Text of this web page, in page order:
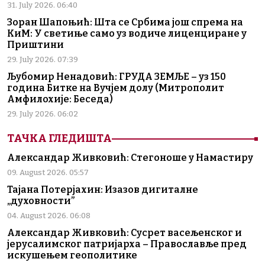
31. July 2026. 06:40
Зоран Шапоњић: Шта се Србима још спрема на
КиМ: У светиње само уз водиче лиценциране у
Приштини
29. July 2026. 07:39
Љубомир Ненадовић: ГРУДА ЗЕМЉЕ – уз 150
година Битке на Вучјем долу (Митрополит
Амфилохије: Беседа)
29. July 2026. 06:02
ТАЧКА ГЛЕДИШТА
Александар Живковић: Стегоноше у Намастиру
09. August 2026. 05:57
Тајана Потерјахин: Изазов дигиталне
„духовности”
04. August 2026. 06:08
Александар Живковић: Сусрет васељенског и
јерусалимског патријарха – Православље пред
искушењем геополитике